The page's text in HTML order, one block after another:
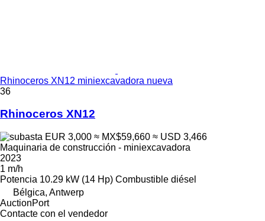
Rhinoceros XN12 miniexcavadora nueva
36
Rhinoceros XN12
EUR 3,000 ≈ MX$59,660 ≈ USD 3,466
Maquinaria de construcción - miniexcavadora
2023
1 m/h
Potencia 10.29 kW (14 Hp) Combustible diésel
Bélgica, Antwerp
AuctionPort
Contacte con el vendedor